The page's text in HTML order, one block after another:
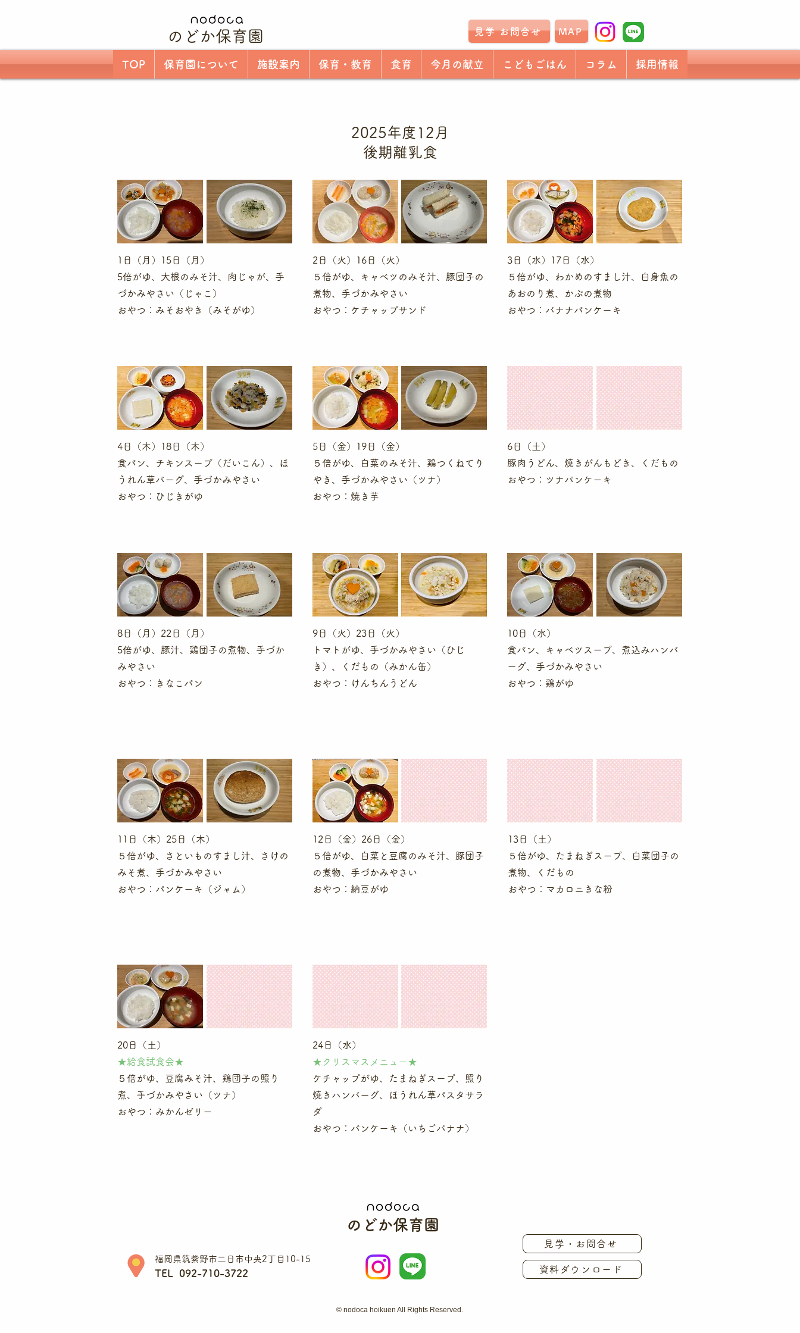
のどか保育園 見学 お問合せ MAP
TOP 保育園について 施設案内 保育・教育 食育 今月の献立 こどもごはん コラム 採用情報
2025年度​12月
後期離乳食
1日（月）15日（月）
5倍がゆ、大根のみそ汁、肉じゃが、手
づかみやさい（じゃこ）
​おやつ：みそおやき（みそがゆ）
2日（火）16日（火）
５倍がゆ、キャベツのみそ汁、豚団子の
煮物、手づかみやさい
​おやつ：ケチャップサンド
3日（水）17日（水）
５倍がゆ、わかめのすまし汁、白身魚の
あおのり煮、かぶの煮物
​おやつ：バナナパンケーキ
4日（木）18日（木）
食パン、チキンスープ（だいこん）、ほ
うれん草バーグ、手づかみやさい
​おやつ：ひじきがゆ
5日（金）19日（金）
５倍がゆ、白菜のみそ汁、鶏つくねてり
やき、手づかみやさい（ツナ）
​おやつ：焼き芋
6日（土）
豚肉うどん、焼きがんもどき、くだもの
​おやつ：ツナパンケーキ
8日（月 ）22日（月）
5倍がゆ、豚汁、鶏団子の煮物、手づか
みやさい
​おやつ：きなこパン
9日（火）23日（火）
トマトがゆ、手づかみやさい（ひじ
き）、くだもの（みかん缶）
​おやつ：けんちんうどん
10日（水）
食パン、キャベツスープ、煮込みハンバ
ーグ、手づかみやさい
​おやつ：鶏がゆ
11日（木）25日（木）
５倍がゆ、さといものすまし汁、さけの
みそ煮、手づかみやさい
​おやつ：パンケーキ（ジャム）
12日（金）26日（金）
５倍がゆ、白菜と豆腐のみそ汁、豚団子
の煮物、手づかみやさい
おやつ：納豆がゆ
13日（土）
５倍がゆ、たまねぎスープ、白菜団子の
煮物、くだもの
おやつ：マカロニきな粉
20日（土）
★給食試食会​★
５倍がゆ、豆腐みそ汁、鶏団子の照り
煮、手づかみやさい（ツナ）
​おやつ：みかんゼリー
24日（水）
★クリスマスメニュー★
ケチャップがゆ、たまねぎスープ、照り
焼きハンバーグ、ほうれん草パスタサラ
ダ
おやつ：パンケーキ（いちごバナナ）
のどか保育園
福岡県筑紫野市二日市中央2丁目10-15
TEL 092-710-3722
見学・お問合せ
資料ダウンロード
© nodoca hoikuen All Rights Reserved.